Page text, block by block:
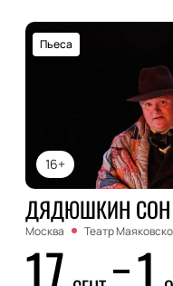
16+
Пьеса
ДЯДЮШКИН СОН
Москва Театр